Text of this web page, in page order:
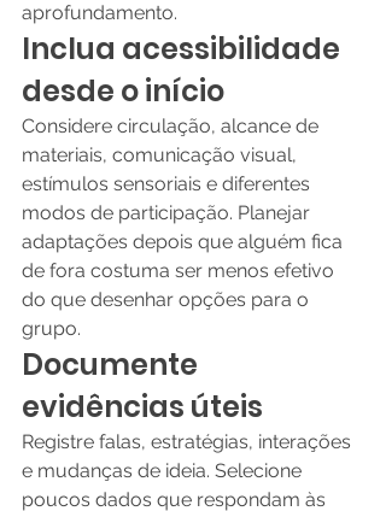
aprofundamento.
Inclua acessibilidade
desde o início
Considere circulação, alcance de
materiais, comunicação visual,
estímulos sensoriais e diferentes
modos de participação. Planejar
adaptações depois que alguém fica
de fora costuma ser menos efetivo
do que desenhar opções para o
grupo.
Documente
evidências úteis
Registre falas, estratégias, interações
e mudanças de ideia. Selecione
poucos dados que respondam às